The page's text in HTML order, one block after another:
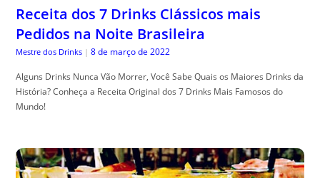
Receita dos 7 Drinks Clássicos mais
Pedidos na Noite Brasileira
Mestre dos Drinks | 8 de março de 2022
Alguns Drinks Nunca Vão Morrer, Você Sabe Quais os Maiores Drinks da
História? Conheça a Receita Original dos 7 Drinks Mais Famosos do
Mundo!